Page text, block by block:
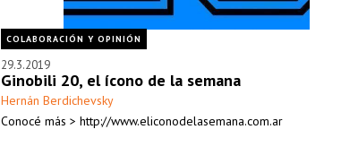
COLABORACIÓN Y OPINIÓN
29.3.2019
Ginobili 20, el ícono de la semana
Hernán Berdichevsky
Conocé más > http://www.eliconodelasemana.com.ar